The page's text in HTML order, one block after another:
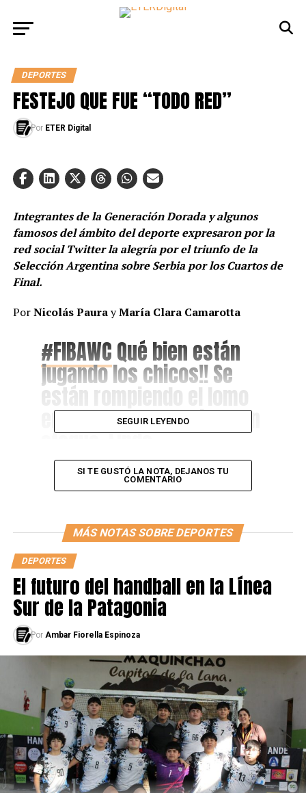
DEPORTES
FESTEJO QUE FUE “TODO RED”
Por ETER Digital
Integrantes de la Generación Dorada y algunos
famosos del ámbito del deporte expresaron por la
red social Twitter la alegría por el triunfo de la
Selección Argentina sobre Serbia por los Cuartos de
Final.
PorNicolás PaurayMaría Clara Camarotta
#FIBAWCQué bien están
jugando los chicos!! Se
están rompiendo el lomo
en defensa y muy finos en
ataque. Linda
combinación.
Selección Argentina de
Básquetbol
— Pablo Prigioni (@PPrigioni9)September 10, 2019
https://twitter.com/cabezadelfino/status/
En las lágrimas de Sergio
Santos Hernández están
las sonrisas de cada uno
de nosotros. Porque se
puede llorar de alegría,
claro que sí.
SEGUIR LEYENDO
SI TE GUSTÓ LA NOTA, DEJANOS TU
COMENTARIO
MÁS NOTAS SOBRE DEPORTES
DEPORTES
El futuro del handball en la Línea
Sur de la Patagonia
Por Ambar Fiorella Espinoza